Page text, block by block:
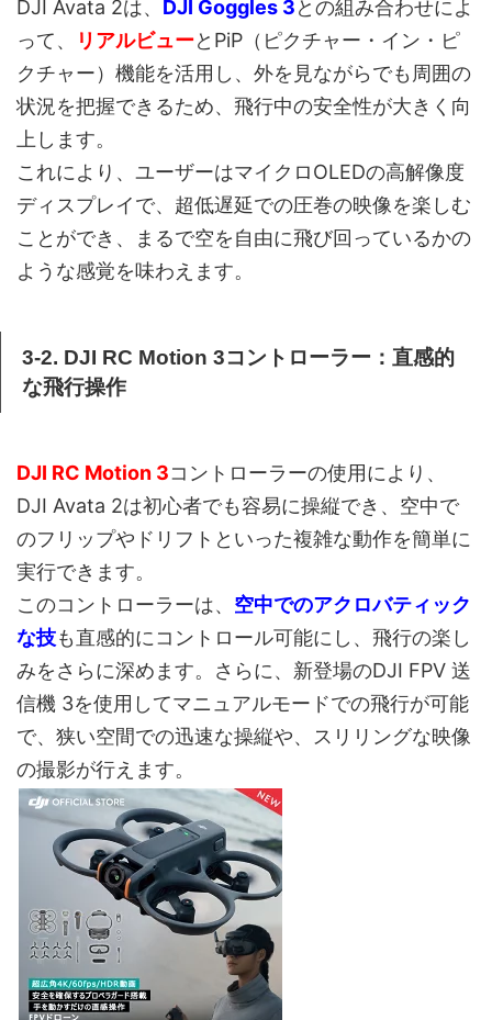
DJI Avata 2は、 DJI Goggles 3との組み合わせによ
って、
リアルビューとPiP（ピクチャー・イン・ピ
クチャー）機能を活用し、外を見ながらでも周囲の
状況を把握できるため、飛行中の安全性が大きく向
上します。
これにより、ユーザーはマイクロOLEDの高解像度
ディスプレイで、超低遅延での圧巻の映像を楽しむ
ことができ、まるで空を自由に飛び回っているかの
ような感覚を味わえます。
3-2. DJI RC Motion 3コントローラー：直感的
な飛行操作
DJI RC Motion 3コントローラーの使用により、
DJI Avata 2は初心者でも容易に操縦でき、空中で
のフリップやドリフトといった複雑な動作を簡単に
実行できます。
このコントローラーは、 空中でのアクロバティック
な技も直感的にコントロール可能にし、飛行の楽し
みをさらに深めます。さらに、新登場のDJI FPV 送
信機 3を使用してマニュアルモードでの飛行が可能
で、狭い空間での迅速な操縦や、スリリングな映像
の撮影が行えます。